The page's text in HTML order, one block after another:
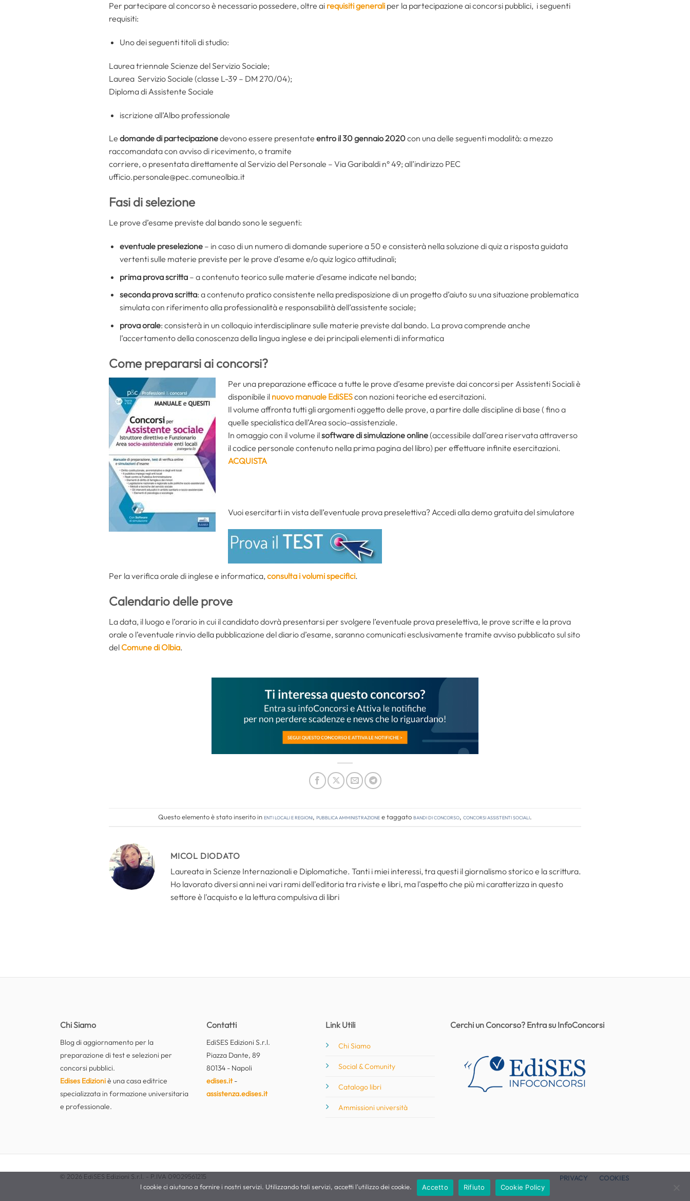
Per partecipare al concorso è necessario possedere, oltre ai requisiti generali per la partecipazione ai concorsi pubblici, i seguenti
requisiti:
Uno dei seguenti titoli di studio:
Laurea triennale Scienze del Servizio Sociale;
Laurea Servizio Sociale (classe L-39 – DM 270/04);
Diploma di Assistente Sociale
iscrizione all’Albo professionale
Le domande di partecipazionedevono essere presentate entro il 30 gennaio 2020con una delle seguenti modalità: a mezzo
raccomandata con avviso di ricevimento, o tramite
corriere, o presentata direttamente al Servizio del Personale – Via Garibaldi n° 49; all’indirizzo PEC
ufficio.personale@pec.comuneolbia.it
Fasi di selezione
Le prove d’esame previste dal bando sono le seguenti:
eventuale preselezione– in caso di un numero di domande superiore a 50 e consisterà nella soluzione di quiz a risposta guidata
vertenti sulle materie previste per le prove d’esame e/o quiz logico attitudinali;
prima prova scritta– a contenuto teorico sulle materie d’esame indicate nel bando;
seconda prova scritta: a contenuto pratico consistente nella predisposizione di un progetto d’aiuto su una situazione problematica
simulata con riferimento alla professionalità e responsabilità dell’assistente sociale;
prova orale: consisterà in un colloquio interdisciplinare sulle materie previste dal bando. La prova comprende anche
l’accertamento della conoscenza della lingua inglese e dei principali elementi di informatica
Come prepararsi ai concorsi?
Per una preparazione efficace a tutte le prove d’esame previste dai concorsi per Assistenti Sociali è
disponibile il nuovo manuale EdiSEScon nozioni teoriche ed esercitazioni.
Il volume affronta tutti gli argomenti oggetto delle prove, a partire dalle discipline di base ( fino a
quelle specialistica dell’Area socio-assistenziale.
In omaggio con il volume ilsoftware di simulazione online(accessibile dall’area riservata attraverso
il codice personale contenuto nella prima pagina del libro) per effettuare infinite esercitazioni.
ACQUISTA
Vuoi esercitarti in vista dell’eventuale prova preselettiva? Accedi alla demo gratuita del simulatore
Per la verifica orale di inglese e informatica,consulta i volumi specifici.
Calendario delle prove
La data, il luogo e l’orario in cui il candidato dovrà presentarsi per svolgere l’eventuale prova preselettiva, le prove scritte e la prova
orale o l’eventuale rinvio della pubblicazione del diario d’esame, saranno comunicati esclusivamente tramite avviso pubblicato sul sito
delComune di Olbia.
Questo elemento è stato inserito inEnti locali e regioni, Pubblica amministrazionee taggatobandi di concorso, concorsi assistenti sociali.
MICOL DIODATO
Laureata in Scienze Internazionali e Diplomatiche. Tanti i miei interessi, tra questi il giornalismo storico e la scrittura.
Ho lavorato diversi anni nei vari rami dell'editoria tra riviste e libri, ma l'aspetto che più mi caratterizza in questo
settore è l'acquisto e la lettura compulsiva di libri
Chi Siamo
Blog di aggiornamento per la
preparazione di test e selezioni per
concorsi pubblici.
Edises Edizioniè una casa editrice
specializzata in formazione universitaria
e professionale.
Contatti
EdiSES Edizioni S.r.l.
Piazza Dante, 89
80134 - Napoli
edises.it-
assistenza.edises.it
Link Utili
Chi Siamo
Social & Comunity
Catalogo libri
Ammissioni università
Cerchi un Concorso? Entra su InfoConcorsi
© 2026 EdiSES Edizioni S.r.l. - P.IVA 09029561215 PRIVACY
COOKIES
I cookie ci aiutano a fornire i nostri servizi. Utilizzando tali servizi, accetti l'utilizzo dei cookie.
Accetto Rifiuto Cookie Policy